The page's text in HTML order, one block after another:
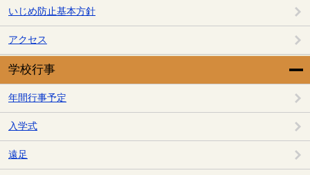
いじめ防止基本方針
アクセス
学校行事
年間行事予定
入学式
遠足